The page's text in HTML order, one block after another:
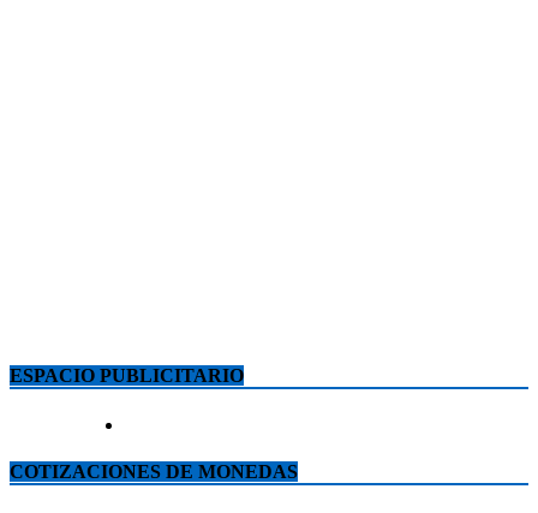
ESPACIO PUBLICITARIO
COTIZACIONES DE MONEDAS